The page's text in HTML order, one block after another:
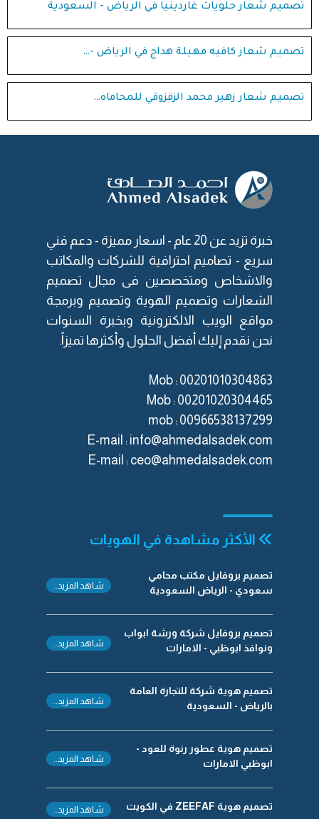
تصميم شعار حلويات غاردينيا في الرياض - السعودية
تصميم شعار كافيه مهيلة هداج في الرياض -…
تصميم شعار زهير محمد الزقزوقي للمحاماه…
خبرة تزيد عن 20 عام - اسعار مميزة - دعم فني
سريع - تصاميم احترافية للشركات والمكاتب
والاشخاص ومتخصصين فى مجال تصميم
الشعارات وتصميم الهوية وتصميم وبرمجة
مواقع الويب الالكترونية وبخبرة السنوات
نحن نقدم إليك أفضل الحلول وأكثرها تميزاً.
Mob : 00201010304863
Mob : 00201020304465
mob : ‎00966538137299
E-mail : info@ahmedalsadek.com
E-mail : ceo@ahmedalsadek.com
الأكثر مشاهدة في الهويات
تصميم بروفايل مكتب محامي
سعودي - الرياض السعودية
شاهد المزيد..
تصميم بروفايل شركة ورشة ابواب
ونوافذ ابوظبي - الامارات
شاهد المزيد..
تصميم هوية شركة للتجارة العامة
بالرياض - السعودية
شاهد المزيد..
تصميم هوية عطور رنوة للعود -
ابوظبي الامارات
شاهد المزيد..
تصميم هوية ZEEFAF في الكويت شاهد المزيد..